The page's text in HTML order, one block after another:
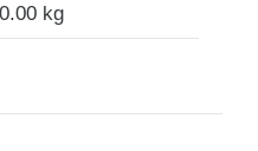
0.00 kg